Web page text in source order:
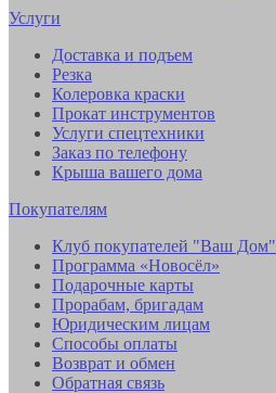
Услуги
Доставка и подъем
Резка
Колеровка краски
Прокат инструментов
Услуги спецтехники
Заказ по телефону
Крыша вашего дома
Покупателям
Клуб покупателей "Ваш Дом"
Программа «Новосёл»
Подарочные карты
Прорабам, бригадам
Юридическим лицам
Способы оплаты
Возврат и обмен
Обратная связь